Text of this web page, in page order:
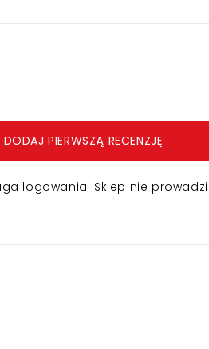
DODAJ PIERWSZĄ RECENZJĘ
logowania. Sklep nie